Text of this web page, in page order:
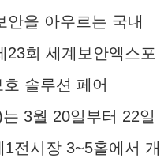
안을 아우르는 국내
23회 세계보안엑스포
솔루션 페어
3월 20일부터 22일
전시장 3~5홀에서 개